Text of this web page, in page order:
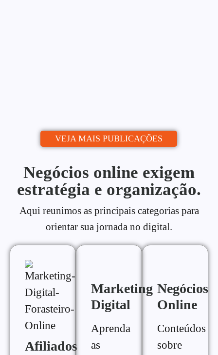
VEJA MAIS PUBLICAÇÕES
Negócios online exigem
estratégia e organização.
Aqui reunimos as principais categorias para
orientar sua jornada no digital.
Afiliados
Marketing
Digital
Aprenda
as
Negócios
Online
Conteúdos
sobre